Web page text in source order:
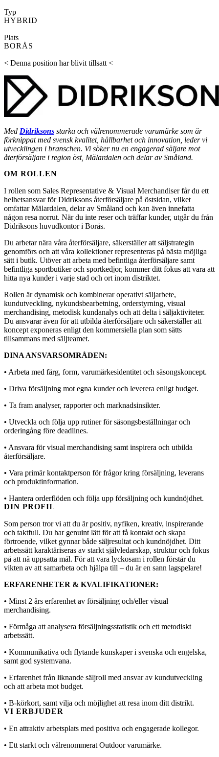
Typ
HYBRID
Plats
BORÅS
< Denna position har blivit tillsatt <
Med Didriksons starka och välrenommerade varumärke som är
förknippat med svensk kvalitet, hållbarhet och innovation, leder vi
utvecklingen i branschen. Vi söker nu en engagerad säljare mot
återförsäljare i region öst, Mälardalen och delar av Småland.
OM ROLLEN
I rollen som Sales Representative & Visual Merchandiser får du ett
helhetsansvar för Didriksons återförsäljare på östsidan, vilket
omfattar Mälardalen, delar av Småland och kan även innefatta
någon resa norrut. När du inte reser och träffar kunder, utgår du från
Didriksons huvudkontor i Borås.
Du arbetar nära våra återförsäljare, säkerställer att säljstrategin
genomförs och att våra kollektioner representeras på bästa möjliga
sätt i butik. Utöver att arbeta med befintliga återförsäljare samt
befintliga sportbutiker och sportkedjor, kommer ditt fokus att vara att
hitta nya kunder i varje stad och ort inom distriktet.
Rollen är dynamisk och kombinerar operativt säljarbete,
kundutveckling, nykundsbearbetning, orderstyrning, visual
merchandising, metodisk kundanalys och att delta i säljaktiviteter.
Du ansvarar även för att utbilda återförsäljare och säkerställer att
koncept exponeras enligt den kommersiella plan som sätts
tillsammans med säljteamet.
DINA ANSVARSOMRÅDEN:
• Arbeta med färg, form, varumärkesidentitet och säsongskoncept.
• Driva försäljning mot egna kunder och leverera enligt budget.
• Ta fram analyser, rapporter och marknadsinsikter.
• Utveckla och följa upp rutiner för säsongsbeställningar och
orderingång före deadlines.
• Ansvara för visual merchandising samt inspirera och utbilda
återförsäljare.
• Vara primär kontaktperson för frågor kring försäljning, leverans
och produktinformation.
• Hantera orderflöden och följa upp försäljning och kundnöjdhet.
DIN PROFIL
Som person tror vi att du är positiv, nyfiken, kreativ, inspirerande
och taktfull. Du har genuint lätt för att få kontakt och skapa
förtroende, vilket gynnar både säljresultat och kundnöjdhet. Ditt
arbetssätt karaktäriseras av starkt självledarskap, struktur och fokus
på att nå uppsatta mål. För att vara lyckosam i rollen förstår du
vikten av att samarbeta och hjälpa till – du är en sann lagspelare!
ERFARENHETER & KVALIFIKATIONER:
• Minst 2 års erfarenhet av försäljning och/eller visual
merchandising.
• Förmåga att analysera försäljningsstatistik och ett metodiskt
arbetssätt.
• Kommunikativa och flytande kunskaper i svenska och engelska,
samt god systemvana.
• Erfarenhet från liknande säljroll med ansvar av kundutveckling
och att arbeta mot budget.
• B-körkort, samt vilja och möjlighet att resa inom ditt distrikt.
VI ERBJUDER
• En attraktiv arbetsplats med positiva och engagerade kollegor.
• Ett starkt och välrenommerat Outdoor varumärke.